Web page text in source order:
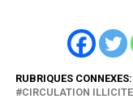
RUBRIQUES CONNEXES:
CIRCULATION